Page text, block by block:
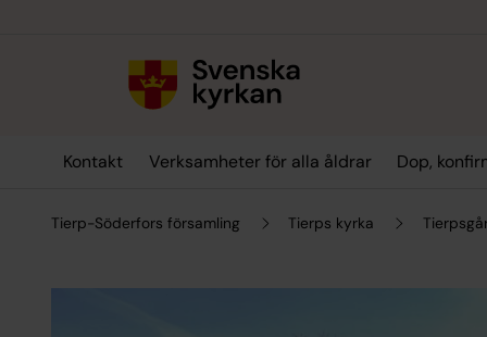
Kontakt Verksamheter för alla åldrar Dop,
Tierp-Söderfors församling Tierps kyrka